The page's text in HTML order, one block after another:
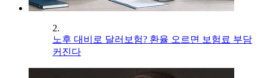
2.
노후 대비로 달러보험? 환율 오르면 보험료 부담
커진다